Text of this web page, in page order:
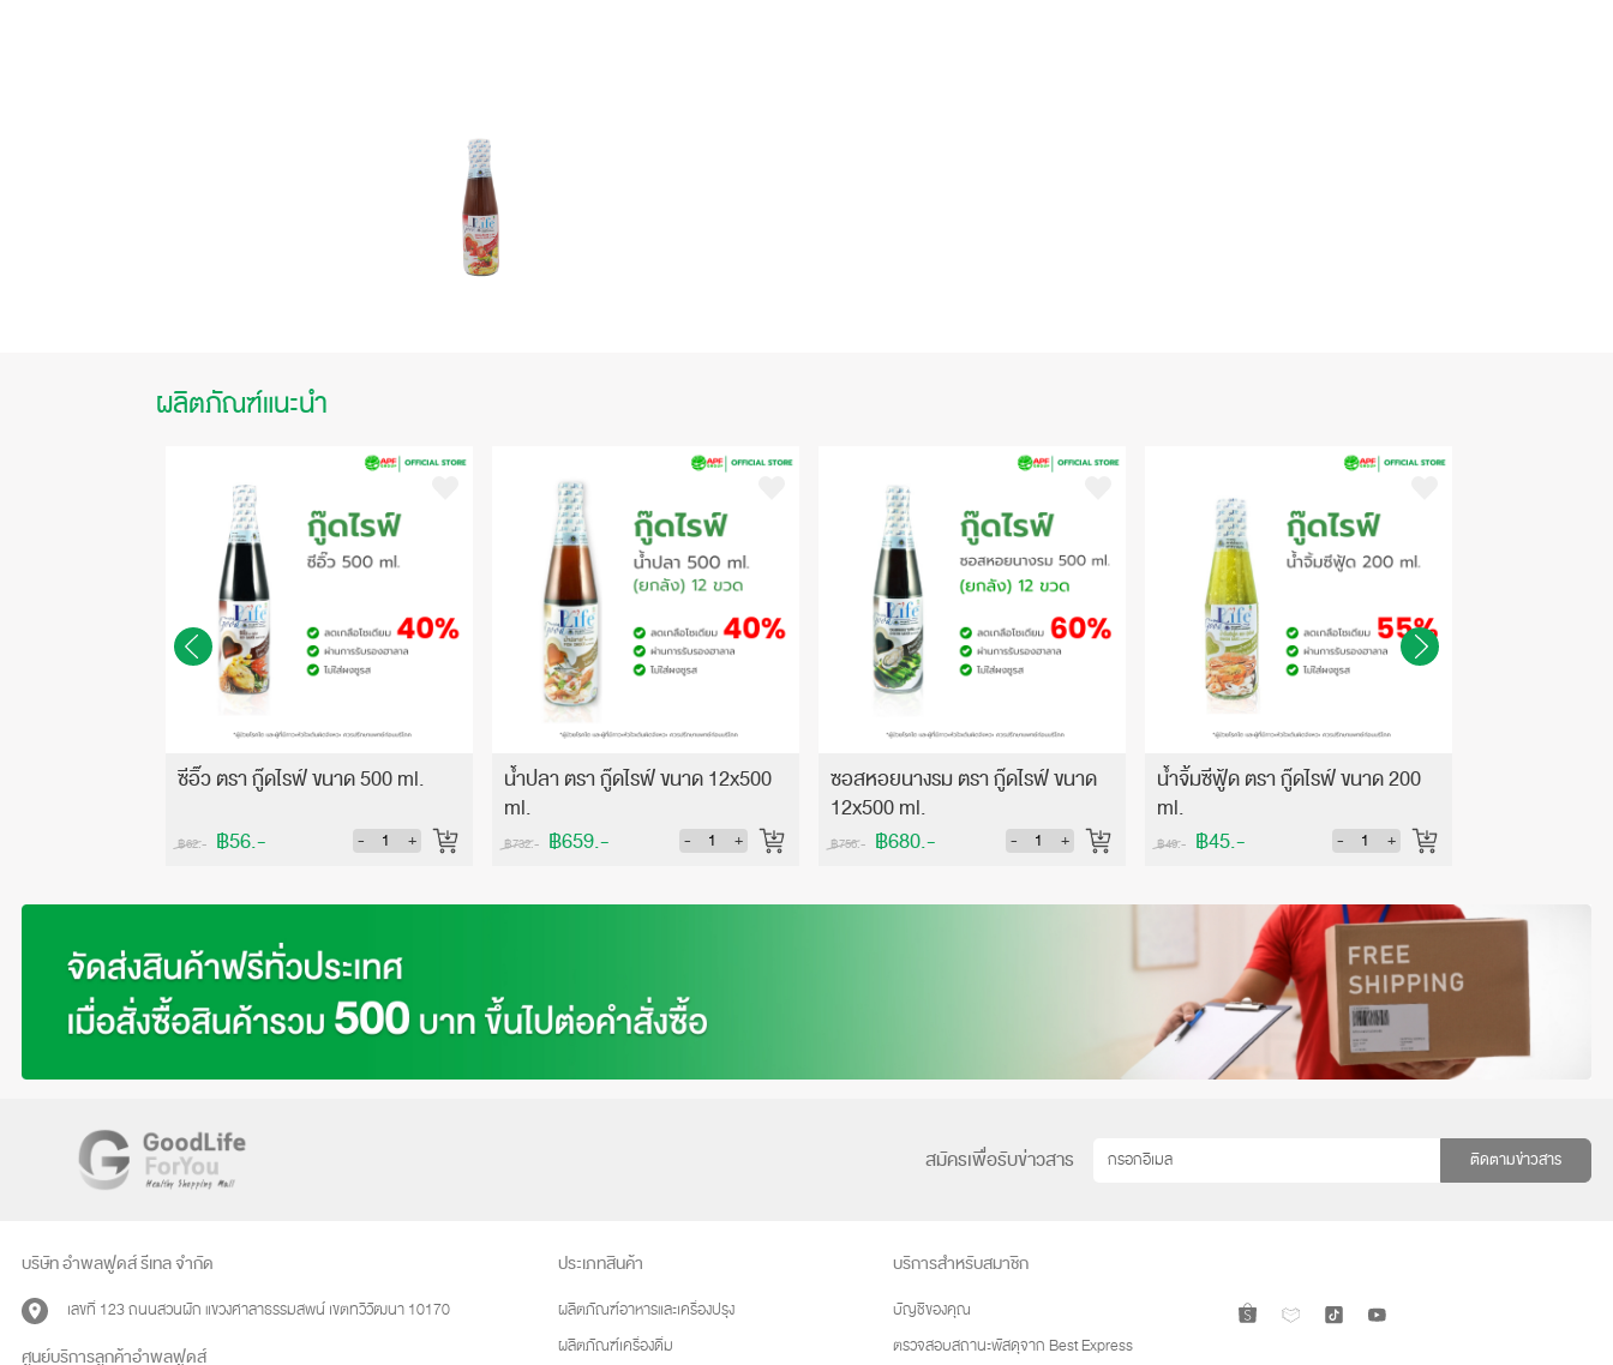
ผลิตภัณฑ์แนะนำ
ซีอิ๊ว ตรา กู๊ดไรฟ์ ขนาด 500 ml.
฿62.- ฿56.- - +
น้ำปลา ตรา กู๊ดไรฟ์ ขนาด 12x500
ml.
฿732.- ฿659.- - +
ซอสหอยนางรม ตรา กู๊ดไรฟ์ ขนาด
12x500 ml.
฿756.- ฿680.- - +
น้ำจิ้มซีฟู้ด ตรา กู๊ดไรฟ์ ขนาด 200
ml.
฿49.- ฿45.- - +
สมัครเพื่อรับข่าวสาร ติดตามข่าวสาร
บริษัท อำพลฟูดส์ รีเทล จำกัด
เลขที่ 123 ถนนสวนผัก แขวงศาลาธรรมสพน์ เขตทวีวัฒนา 10170
ศูนย์บริการลูกค้าอำพลฟูดส์
ประเภทสินค้า
ผลิตภัณฑ์อาหารและเครื่องปรุง
ผลิตภัณฑ์เครื่องดื่ม
บริการสำหรับสมาชิก
บัญชีของคุณ
ตรวจสอบสถานะพัสดุจาก Best Express